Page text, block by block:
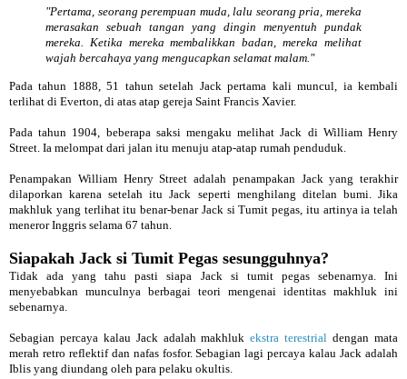
"Pertama, seorang perempuan muda, lalu seorang pria, mereka
merasakan sebuah tangan yang dingin menyentuh pundak
mereka. Ketika mereka membalikkan badan, mereka melihat
wajah bercahaya yang mengucapkan selamat malam."
Pada tahun 1888, 51 tahun setelah Jack pertama kali muncul, ia kembali
terlihat di Everton, di atas atap gereja Saint Francis Xavier.
Pada tahun 1904, beberapa saksi mengaku melihat Jack di William Henry
Street. Ia melompat dari jalan itu menuju atap-atap rumah penduduk.
Penampakan William Henry Street adalah penampakan Jack yang terakhir
dilaporkan karena setelah itu Jack seperti menghilang ditelan bumi. Jika
makhluk yang terlihat itu benar-benar Jack si Tumit pegas, itu artinya ia telah
meneror Inggris selama 67 tahun.
Siapakah Jack si Tumit Pegas sesungguhnya?
Tidak ada yang tahu pasti siapa Jack si tumit pegas sebenarnya. Ini
menyebabkan munculnya berbagai teori mengenai identitas makhluk ini
sebenarnya.
Sebagian percaya kalau Jack adalah makhlukekstra terestrial dengan mata
merah retro reflektif dan nafas fosfor. Sebagian lagi percaya kalau Jack adalah
Iblis yang diundang oleh para pelaku okultis.